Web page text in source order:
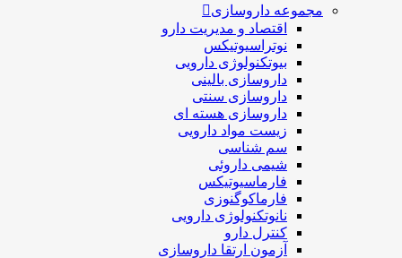
مجموعه داروسازی
اقتصاد و مديريت دارو
نوتراسیوتیکس
بيوتكنولوژی دارویی
داروسازی بالينی
داروسازی سنتی
داروسازی هسته ای
زیست مواد دارویی
سم شناسی
شيمی داروئی
فارماسيوتيكس
فارماكوگنوزی
نانوتکنولوژی دارویی
كنترل دارو
آزمون ارتقا داروسازی